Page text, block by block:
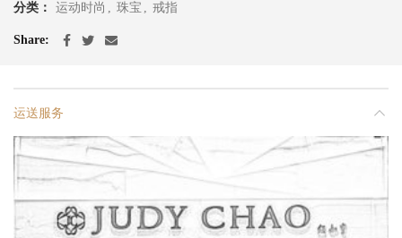
分类： 运动时尚 , 珠宝 , 戒指
Share
运送服务